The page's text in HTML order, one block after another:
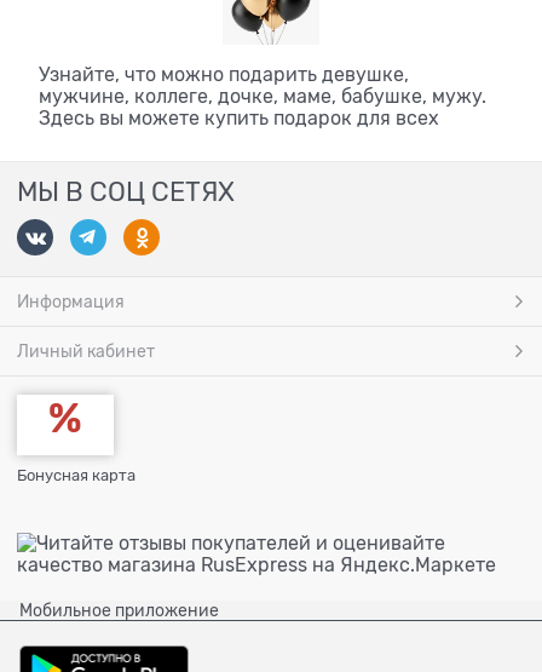
Узнайте, что можно подарить девушке,
мужчине, коллеге, дочке, маме, бабушке, мужу.
Здесь вы можете купить подарок для всех
МЫ В СОЦ СЕТЯХ
Информация
Личный кабинет
Бонусная карта
Мобильное приложение